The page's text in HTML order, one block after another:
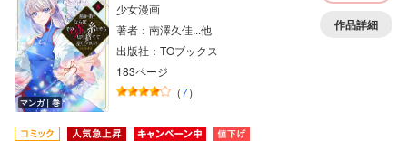
マンガ｜巻
少女漫画
著者：南澤久佳...他
出版社：TOブックス
183ページ
（7）
作品詳細